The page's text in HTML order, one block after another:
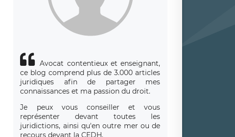
Avocat contentieux et enseignant,
ce blog comprend plus de 3.000 articles
juridiques afin de partager mes
connaissances et ma passion du droit.
Je peux vous conseiller et vous
représenter devant toutes les
juridictions, ainsi qu'en outre mer ou de
recours devant la CEDH.